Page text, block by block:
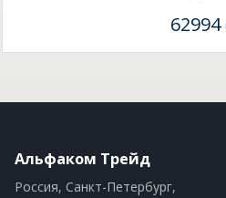
Альфаком Трейд
Россия, Санкт-Петербург,